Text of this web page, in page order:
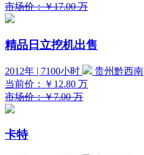
市场价：￥17.00 万
精品日立挖机出售
2012年 | 7100小时
贵州黔西南
当前价：
￥12.80 万
市场价：￥7.00 万
卡特